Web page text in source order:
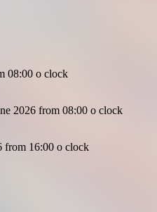
bis am Ende vor
und das gute Gefühl, es
für jedes Alter
und kleine
Podobeach
08:00 o clock
2026 from 08:00 o clock
from 16:00 o clock